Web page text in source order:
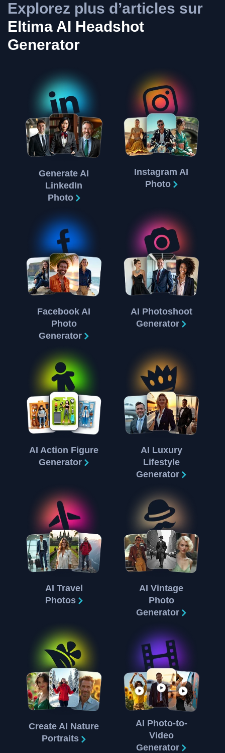
Explorez plus d’articles sur
Eltima AI Headshot
Generator
Generate AI
LinkedIn
Photo
Instagram AI
Photo
Facebook AI
Photo
Generator
AI Photoshoot
Generator
AI Action Figure
Generator
AI Luxury
Lifestyle
Generator
AI Travel
Photos
AI Vintage
Photo
Generator
Create AI Nature
Portraits
AI Photo-to-
Video
Generator